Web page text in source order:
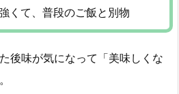
くて、普段のご飯と別物
後味が気になって「美味しくな